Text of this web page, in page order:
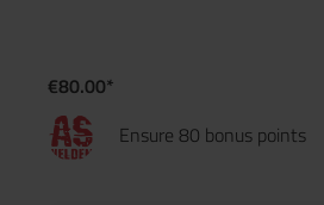
Novritsch TP22- Umarex Glock 17 Gen
17- VFC Glock 17 Gen 5 ähnlicheDer
Umarex Glock 17 Gen 5 MOS (SRC)-
MOS (SRC)- Vorsk EU17
€80.00*
Ensure 80 bonus points